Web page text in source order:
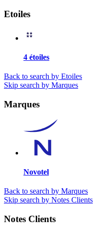
Etoiles
4 étoiles
Back to search by Etoiles
Skip search by Marques
Marques
Novotel
Back to search by Marques
Skip search by Notes Clients
Notes Clients